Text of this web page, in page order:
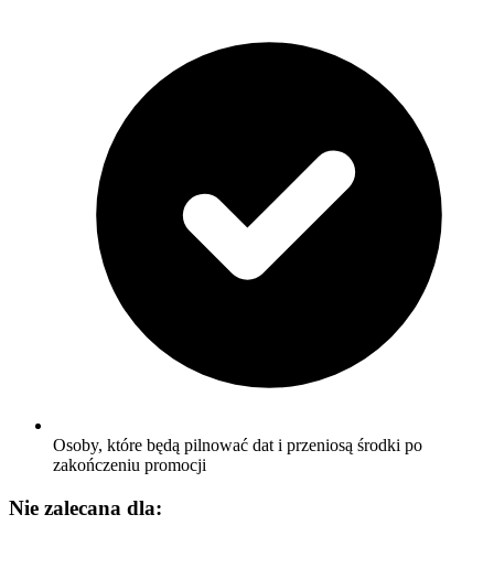
Osoby, które będą pilnować dat i przeniosą środki po
zakończeniu promocji
Nie zalecana dla: